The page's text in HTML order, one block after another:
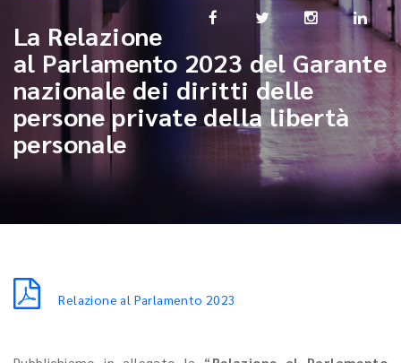
La Relazione
al Parlamento 2023 del Garante
nazionale dei diritti delle
persone private della libertà
personale
Relazione al Parlamento 2023